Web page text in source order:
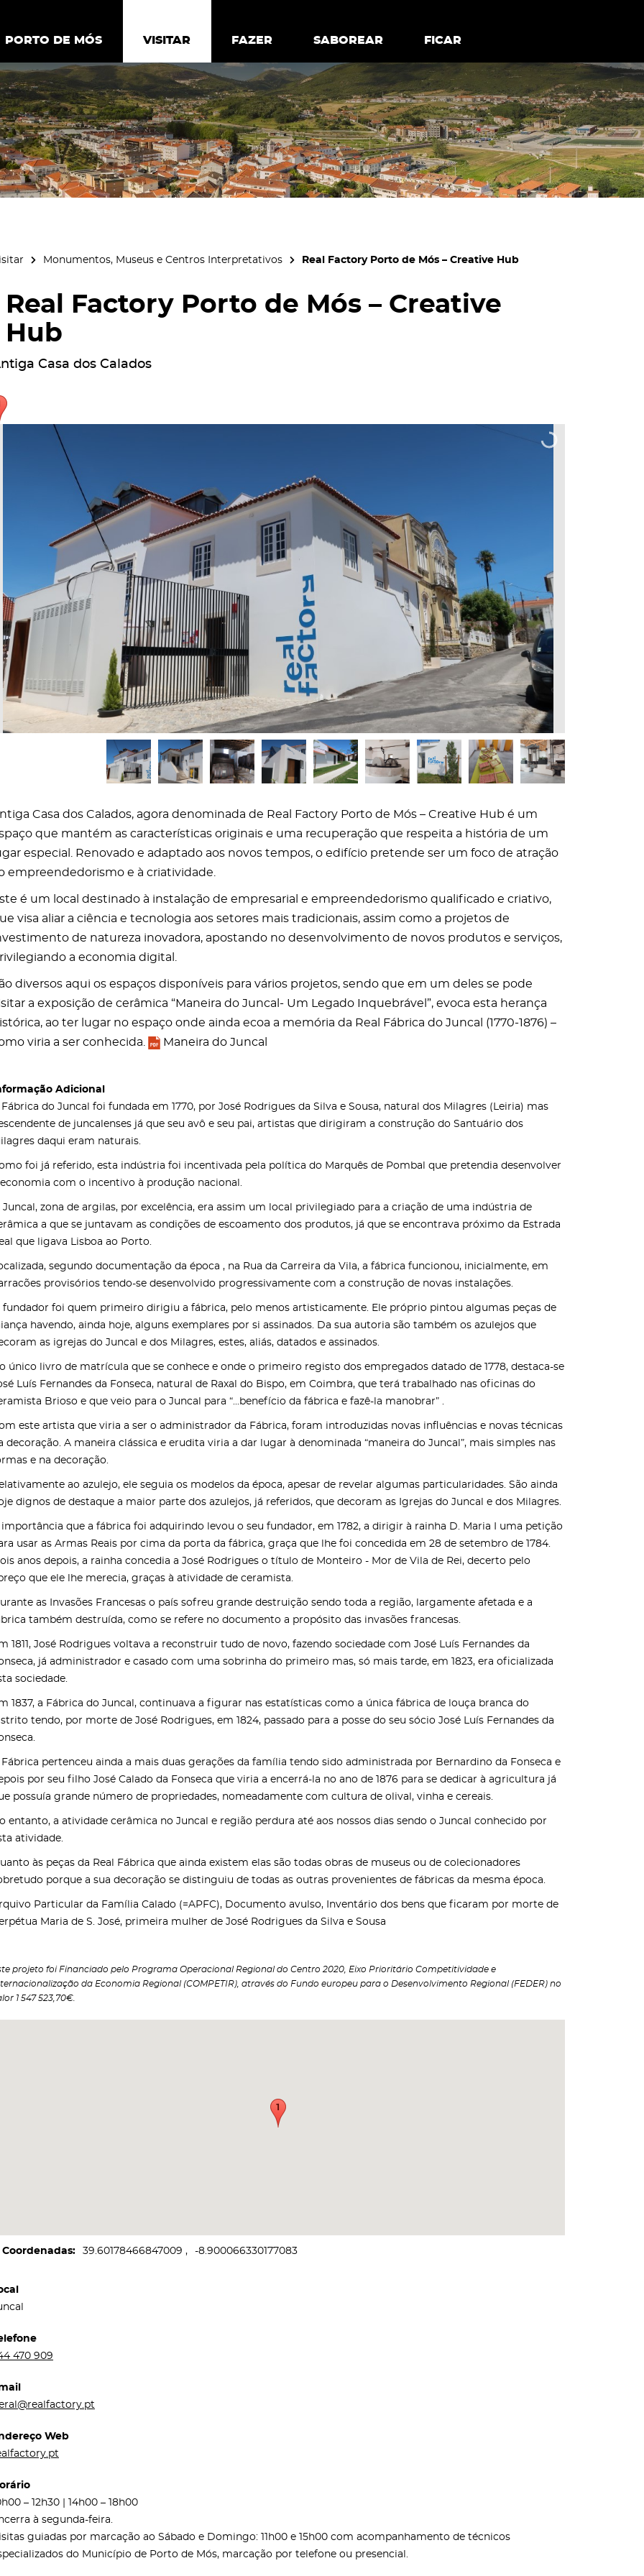
PORTO DE MÓS
VISITAR FAZER SABOREAR FICAR
PORTO DE MÓS VISITAR FAZER SABOREAR FICAR
Monumentos, Museus e Centros Interpretativos Real Factory Porto de Mós – Creative Hub
Real Factory Porto de Mós – Creative
Hub
Casa dos Calados
Casa dos Calados, agora denominada de Real Factory Porto de Mós – Creative Hub é um
que mantém as características originais e uma recuperação que respeita a história de um
especial. Renovado e adaptado aos novos tempos, o edifício pretende ser um foco de atração
empreendedorismo e à criatividade.
é um local destinado à instalação de empresarial e empreendedorismo qualificado e criativo,
visa aliar a ciência e tecnologia aos setores mais tradicionais, assim como a projetos de
de natureza inovadora, apostando no desenvolvimento de novos produtos e serviços,
a economia digital.
diversos aqui os espaços disponíveis para vários projetos, sendo que em um deles se pode
a exposição de cerâmica “Maneira do Juncal- Um Legado Inquebrável”, evoca esta herança
ao ter lugar no espaço onde ainda ecoa a memória da Real Fábrica do Juncal (1770-1876) –
viria a ser conhecida.
Maneira do Juncal
Adicional
Fábrica do Juncal foi fundada em 1770, por José Rodrigues da Silva e Sousa, natural dos Milagres (Leiria) mas
de juncalenses já que seu avô e seu pai, artistas que dirigiram a construção do Santuário dos
daqui eram naturais.
foi já referido, esta indústria foi incentivada pela política do Marquês de Pombal que pretendia desenvolver
com o incentivo à produção nacional.
Juncal, zona de argilas, por excelência, era assim um local privilegiado para a criação de uma indústria de
a que se juntavam as condições de escoamento dos produtos, já que se encontrava próximo da Estrada
que ligava Lisboa ao Porto.
segundo documentação da época , na Rua da Carreira da Vila, a fábrica funcionou, inicialmente, em
provisórios tendo-se desenvolvido progressivamente com a construção de novas instalações.
fundador foi quem primeiro dirigiu a fábrica, pelo menos artisticamente. Ele próprio pintou algumas peças de
havendo, ainda hoje, alguns exemplares por si assinados. Da sua autoria são também os azulejos que
as igrejas do Juncal e dos Milagres, estes, aliás, datados e assinados.
único livro de matrícula que se conhece e onde o primeiro registo dos empregados datado de 1778, destaca-se
Luís Fernandes da Fonseca, natural de Raxal do Bispo, em Coimbra, que terá trabalhado nas oficinas do
Brioso e que veio para o Juncal para “...benefício da fábrica e fazê-la manobrar” .
este artista que viria a ser o administrador da Fábrica, foram introduzidas novas influências e novas técnicas
decoração. A maneira clássica e erudita viria a dar lugar à denominada “maneira do Juncal”, mais simples nas
e na decoração.
ao azulejo, ele seguia os modelos da época, apesar de revelar algumas particularidades. São ainda
dignos de destaque a maior parte dos azulejos, já referidos, que decoram as Igrejas do Juncal e dos Milagres.
importância que a fábrica foi adquirindo levou o seu fundador, em 1782, a dirigir à rainha D. Maria I uma petição
usar as Armas Reais por cima da porta da fábrica, graça que lhe foi concedida em 28 de setembro de 1784.
anos depois, a rainha concedia a José Rodrigues o título de Monteiro - Mor de Vila de Rei, decerto pelo
que ele lhe merecia, graças à atividade de ceramista.
as Invasões Francesas o país sofreu grande destruição sendo toda a região, largamente afetada e a
também destruída, como se refere no documento a propósito das invasões francesas.
1811, José Rodrigues voltava a reconstruir tudo de novo, fazendo sociedade com José Luís Fernandes da
já administrador e casado com uma sobrinha do primeiro mas, só mais tarde, em 1823, era oficializada
sociedade.
1837, a Fábrica do Juncal, continuava a figurar nas estatísticas como a única fábrica de louça branca do
tendo, por morte de José Rodrigues, em 1824, passado para a posse do seu sócio José Luís Fernandes da
Fábrica pertenceu ainda a mais duas gerações da família tendo sido administrada por Bernardino da Fonseca e
por seu filho José Calado da Fonseca que viria a encerrá-la no ano de 1876 para se dedicar à agricultura já
possuía grande número de propriedades, nomeadamente com cultura de olival, vinha e cereais.
entanto, a atividade cerâmica no Juncal e região perdura até aos nossos dias sendo o Juncal conhecido por
atividade.
às peças da Real Fábrica que ainda existem elas são todas obras de museus ou de colecionadores
porque a sua decoração se distinguiu de todas as outras provenientes de fábricas da mesma época.
Particular da Família Calado (=APFC), Documento avulso, Inventário dos bens que ficaram por morte de
Maria de S. José, primeira mulher de José Rodrigues da Silva e Sousa
projeto foi Financiado pelo Programa Operacional Regional do Centro 2020, Eixo Prioritário Competitividade e
da Economia Regional (COMPETIR), através do Fundo europeu para o Desenvolvimento Regional (FEDER) no
1 547 523,70€.
Coordenadas 39.60178466847009 -8.900066330177083
470 909
Web
– 12h30 | 14h00 – 18h00
à segunda-feira.
guiadas por marcação ao Sábado e Domingo: 11h00 e 15h00 com acompanhamento de técnicos
do Município de Porto de Mós, marcação por telefone ou presencial.